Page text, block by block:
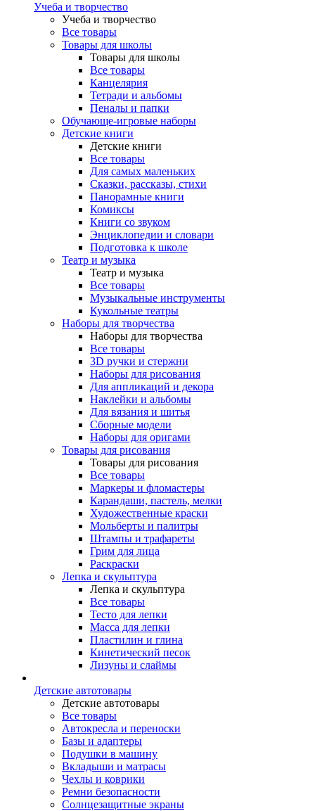
Учеба и творчество
Учеба и творчество
Все товары
Товары для школы
Товары для школы
Все товары
Канцелярия
Тетради и альбомы
Пеналы и папки
Обучающе-игровые наборы
Детские книги
Детские книги
Все товары
Для самых маленьких
Сказки, рассказы, стихи
Панорамные книги
Комиксы
Книги со звуком
Энциклопедии и словари
Подготовка к школе
Театр и музыка
Театр и музыка
Все товары
Музыкальные инструменты
Кукольные театры
Наборы для творчества
Наборы для творчества
Все товары
3D ручки и стержни
Наборы для рисования
Для аппликаций и декора
Наклейки и альбомы
Для вязания и шитья
Сборные модели
Наборы для оригами
Товары для рисования
Товары для рисования
Все товары
Маркеры и фломастеры
Карандаши, пастель, мелки
Художественные краски
Мольберты и палитры
Штампы и трафареты
Грим для лица
Раскраски
Лепка и скульптура
Лепка и скульптура
Все товары
Тесто для лепки
Масса для лепки
Пластилин и глина
Кинетический песок
Лизуны и слаймы
Детские автотовары
Детские автотовары
Все товары
Автокресла и переноски
Базы и адаптеры
Подушки в машину
Вкладыши и матрасы
Чехлы и коврики
Ремни безопасности
Солнцезащитные экраны